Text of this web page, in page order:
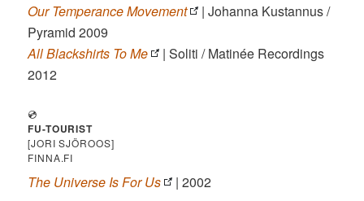
Our Temperance Movement
| Johanna Kustannus /
Pyramid 2009
All Blackshirts To Me
| Soliti / Matinée Recordings
2012
💿
FU-TOURIST
[JORI SJÖROOS]
FINNA.FI
The Universe Is For Us | 2002